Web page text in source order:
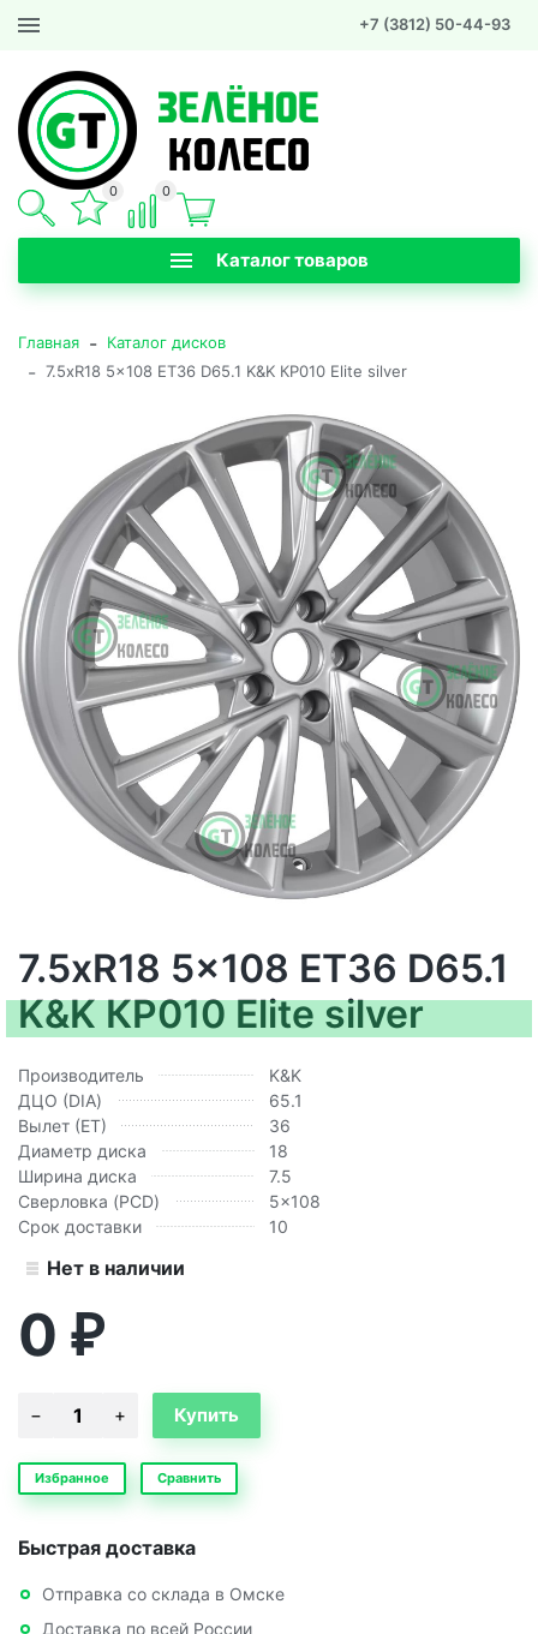
+7 (3812) 50-44-93
Каталог товаров
0 0
Главная - Каталог дисков
- 7.5xR18 5x108 ET36 D65.1 K&K КР010 Elite silver
7.5xR18 5x108 ET36 D65.1
K&K КР010 Elite silver
Производитель
K&K
ДЦО (DIA)
65.1
Вылет (ЕТ)
36
Диаметр диска
18
Ширина диска
7.5
Сверловка (PCD)
5x108
Срок доставки
10
Нет в наличии
0 ₽
Избранное Сравнить
Быстрая доставка
Отправка со склада в Омске
Доставка по всей России